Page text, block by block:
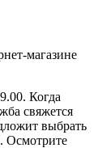
магазине
Когда
свяжется
выбрать
Осмотрите